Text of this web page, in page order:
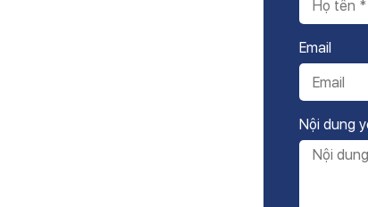
Email
Nội dung